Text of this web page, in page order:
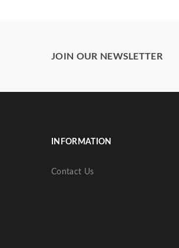
JOIN OUR NEWSLETTER
INFORMATION
Contact Us